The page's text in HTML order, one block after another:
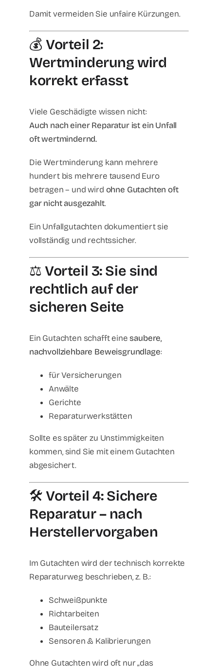
Damit vermeiden Sie unfaire Kürzungen.
💰Vorteil 2:
Wertminderung wird
korrekt erfasst
Viele Geschädigte wissen nicht:
Auch nach einer Reparatur ist ein Unfall
oft wertmindernd.
Die Wertminderung kann mehrere
hundert bis mehrere tausend Euro
betragen – und wird ohne Gutachten oft
gar nicht ausgezahlt.
Ein Unfallgutachten dokumentiert sie
vollständig und rechtssicher.
⚖️Vorteil 3: Sie sind
rechtlich auf der
sicheren Seite
Ein Gutachten schafft eine saubere,
nachvollziehbare Beweisgrundlage:
für Versicherungen
Anwälte
Gerichte
Reparaturwerkstätten
Sollte es später zu Unstimmigkeiten
kommen, sind Sie mit einem Gutachten
abgesichert.
🛠️Vorteil 4: Sichere
Reparatur – nach
Herstellervorgaben
Im Gutachten wird der technisch korrekte
Reparaturweg beschrieben, z. B.:
Schweißpunkte
Richtarbeiten
Bauteilersatz
Sensoren & Kalibrierungen
Ohne Gutachten wird oft nur „das